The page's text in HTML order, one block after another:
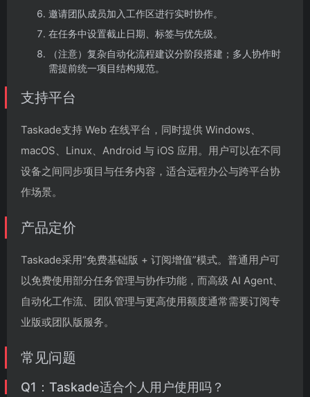
邀请团队成员加入工作区进行实时协作。
在任务中设置截止日期、标签与优先级。
（注意）复杂自动化流程建议分阶段搭建；多人协作时
需提前统一项目结构规范。
支持平台
Taskade支持 Web 在线平台，同时提供 Windows、
macOS、Linux、Android 与 iOS 应用。用户可以在不同
设备之间同步项目与任务内容，适合远程办公与跨平台协
作场景。
产品定价
Taskade采用“免费基础版 + 订阅增值”模式。普通用户可
以免费使用部分任务管理与协作功能，而高级 AI Agent、
自动化工作流、团队管理与更高使用额度通常需要订阅专
业版或团队版服务。
常见问题
Q1：Taskade适合个人用户使用吗？